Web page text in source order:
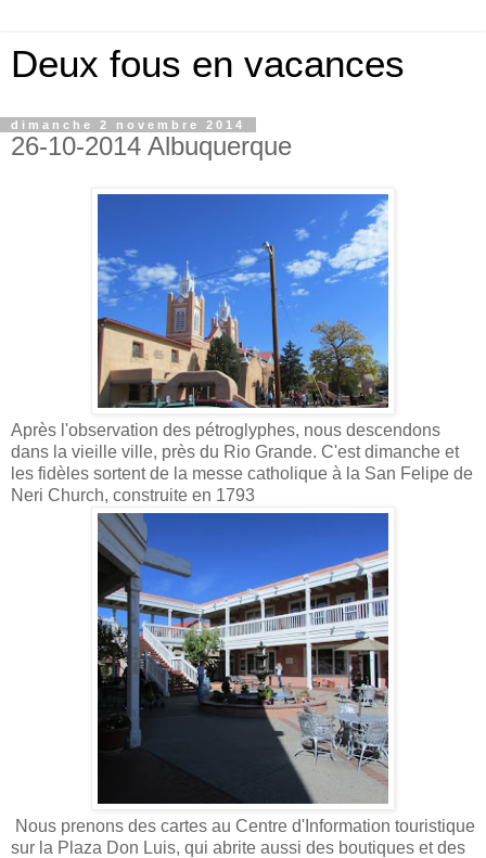
Deux fous en vacances
dimanche 2 novembre 2014
26-10-2014 Albuquerque
Après l'observation des pétroglyphes, nous descendons
dans la vieille ville, près du Rio Grande. C'est dimanche et
les fidèles sortent de la messe catholique à la San Felipe de
Neri Church, construite en 1793
Nous prenons des cartes au Centre d'Information touristique
sur la Plaza Don Luis, qui abrite aussi des boutiques et des